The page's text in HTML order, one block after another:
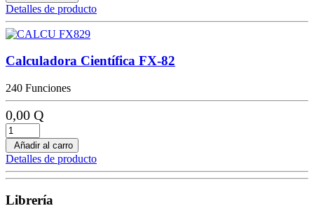
Detalles de producto
Calculadora Científica FX-82
240 Funciones
0,00 Q
Añadir al carro
Detalles de producto
Librería